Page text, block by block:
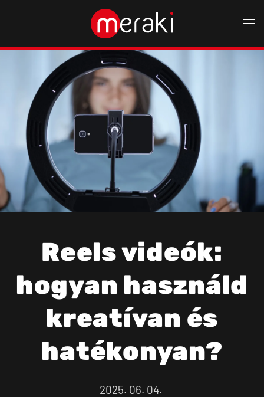
Fő tartalom átugrása
Reels videók:
hogyan használd
kreatívan és
hatékonyan?
2025. 06. 04.